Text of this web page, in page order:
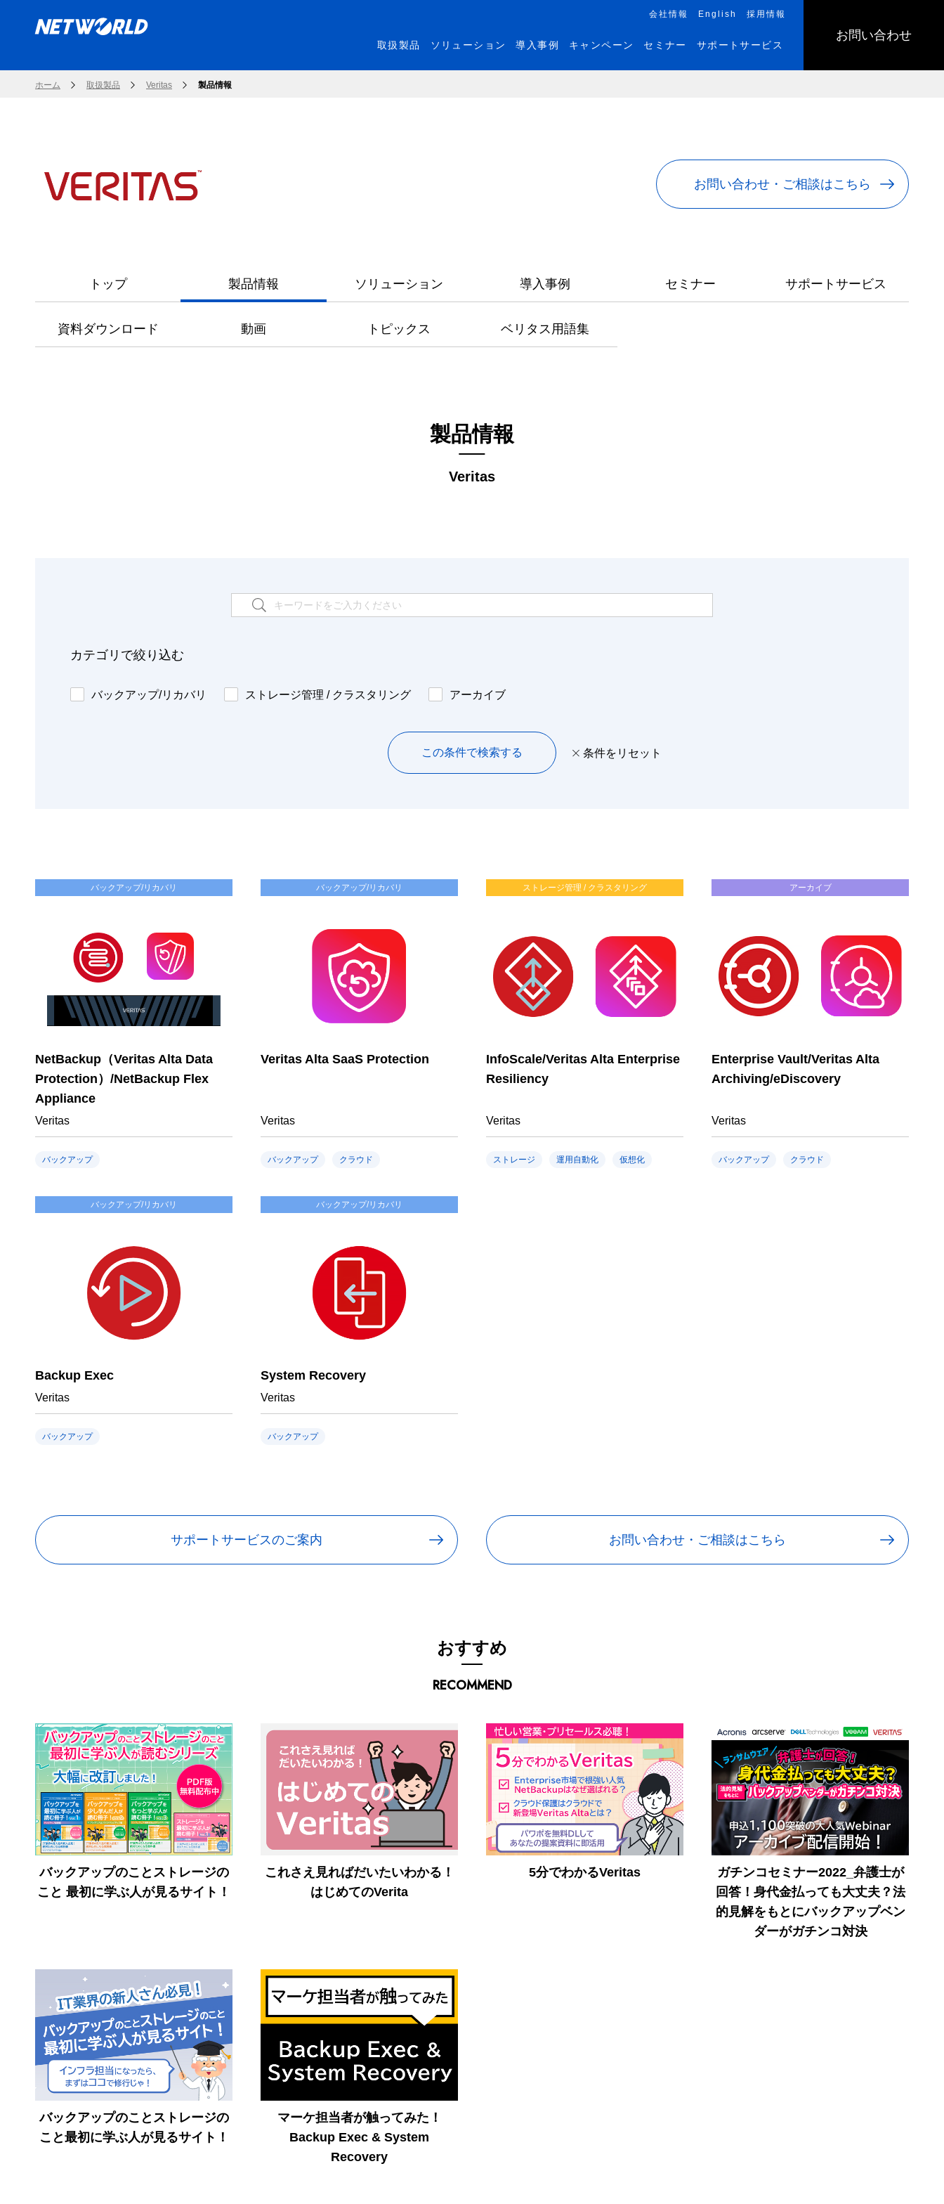
お問い合わせ
会社情報 English 採用情報
取扱製品 ソリューション 導入事例 キャンペーン セミナー サポートサービス
ホーム 取扱製品 Veritas 製品情報
お問い合わせ・ご相談はこちら
トップ 製品情報 ソリューション 導入事例 セミナー サポートサービス
資料ダウンロード 動画 トピックス ベリタス用語集
Veritas
製品情報
カテゴリで絞り込む
バックアップ/リカバリ ストレージ管理 / クラスタリング アーカイブ
この条件で検索する 条件をリセット
バックアップ/リカバリ
NetBackup（Veritas Alta Data
Protection）/NetBackup Flex
Appliance
Veritas
バックアップ
バックアップ/リカバリ
Veritas Alta SaaS Protection
Veritas
バックアップ クラウド
ストレージ管理 / クラスタリング
InfoScale/Veritas Alta Enterprise
Resiliency
Veritas
ストレージ 運用自動化 仮想化
アーカイブ
Enterprise Vault/Veritas Alta
Archiving/eDiscovery
Veritas
バックアップ クラウド
バックアップ/リカバリ
Backup Exec
Veritas
バックアップ
バックアップ/リカバリ
System Recovery
Veritas
バックアップ
サポートサービスのご案内 お問い合わせ・ご相談はこちら
RECOMMEND
おすすめ
バックアップのことストレージの
こと 最初に学ぶ人が見るサイト！
これさえ見ればだいたいわかる！
はじめてのVerita
5分でわかるVeritas
ガチンコセミナー2022_弁護士が
回答！身代金払っても大丈夫？法
的見解をもとにバックアップベン
ダーがガチンコ対決
バックアップのことストレージの
こと最初に学ぶ人が見るサイト！
マーケ担当者が触ってみた！
Backup Exec & System
Recovery